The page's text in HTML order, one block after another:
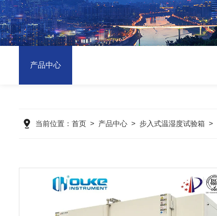
产品中心
当前位置： 首页 > 产品中心 > 步入式温湿度试验箱 >